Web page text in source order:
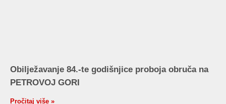
Obilježavanje 84.-te godišnjice proboja obruča na
PETROVOJ GORI
Pročitaj više »